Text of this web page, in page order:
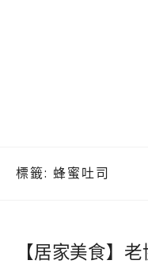
標籤: 蜂蜜吐司
【居家美食】